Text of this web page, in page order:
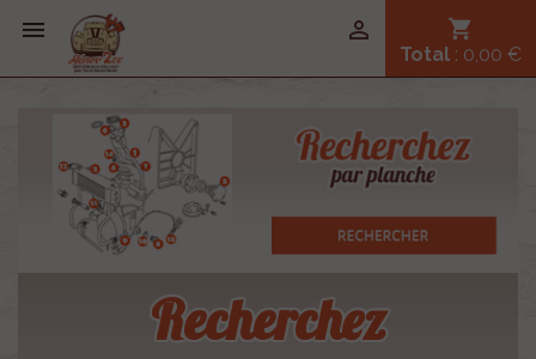
 shopping_cart
Total : 0,00 €

Recherchez